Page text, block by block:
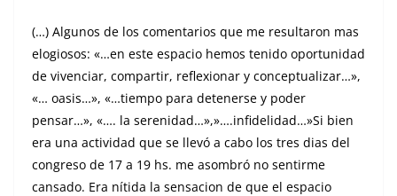
(…) Algunos de los comentarios que me resultaron mas
elogiosos: «…en este espacio hemos tenido oportunidad
de vivenciar, compartir, reflexionar y conceptualizar…»,
«… oasis…», «…tiempo para detenerse y poder
pensar…», «…. la serenidad…»,»….infidelidad…»Si bien
era una actividad que se llevó a cabo los tres dias del
congreso de 17 a 19 hs. me asombró no sentirme
cansado. Era nítida la sensacion de que el espacio